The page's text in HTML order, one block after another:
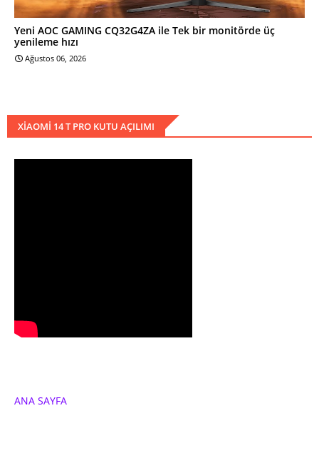
Yeni AOC GAMING CQ32G4ZA ile Tek bir monitörde üç
yenileme hızı
Ağustos 06, 2026
XIAOMI 14 T PRO KUTU AÇILIMI
ANA SAYFA